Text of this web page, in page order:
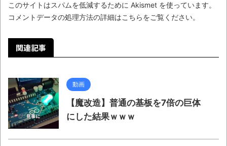
このサイトはスパムを低減するために Akismet を使っています。
コメントデータの処理方法の詳細はこちらをご覧ください。
関連記事
動画
【魔改造】普通の基板を7倍の巨体
にした結果ｗｗｗ